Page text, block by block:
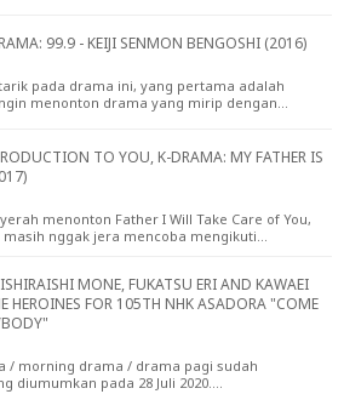
99.9 - KEIJI SENMON BENGOSHI (2016)
pada drama ini, yang pertama adalah
menonton drama yang mirip dengan…
TO YOU, K-DRAMA: MY FATHER IS
menonton Father I Will Take Care of You,
nggak jera mencoba mengikuti…
MONE, FUKATSU ERI AND KAWAEI
HEROINES FOR 105TH NHK ASADORA "COME
/ morning drama / drama pagi sudah
diumumkan pada 28 Juli 2020.…